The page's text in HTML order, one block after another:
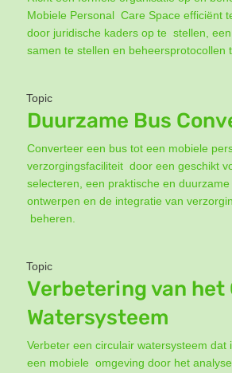
Mobiele Personal Care Space efficiënt
door juridische kaders op te stellen,
samen te stellen en beheersprotocollen
Topic
Duurzame Bus
Converteer een bus tot een mobiele
verzorgingsfaciliteit door een geschikt
selecteren, een praktische en
ontwerpen en de integratie van
beheren.
Topic
Verbetering van het
Watersysteem
Verbeter een circulair watersysteem dat
een mobiele omgeving door het